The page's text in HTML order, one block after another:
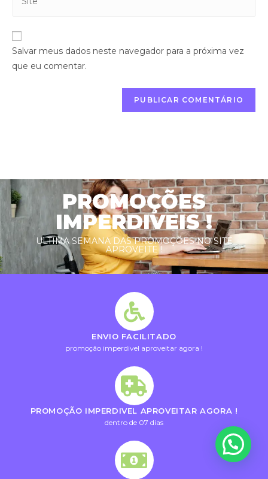
Salvar meus dados neste navegador para a próxima vez
que eu comentar.
PROMOÇÕES
IMPERDIVEIS !
ULTIMA SEMANA DAS PROMOÇÕES NO SITE
APROVEITE !
ENVIO FACILITADO
promoção imperdivel aproveitar agora !
PROMOÇÃO IMPERDIVEL APROVEITAR AGORA !
dentro de 07 dias